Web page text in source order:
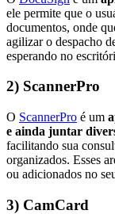
ele permite que o
documentos, onde
agilizar o despacho
esperando no
2) ScannerPro
O ScannerPro é um
e ainda juntar
facilitando sua
organizados. Esses
ou adicionados no
3) CamCard